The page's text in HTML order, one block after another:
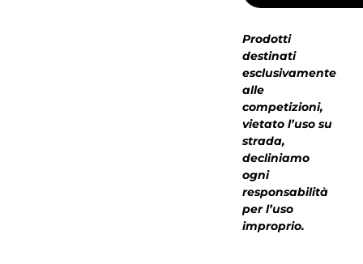
Prodotti
destinati
esclusivamente
alle
competizioni,
vietato l’uso su
strada,
decliniamo
ogni
responsabilità
per l’uso
improprio.